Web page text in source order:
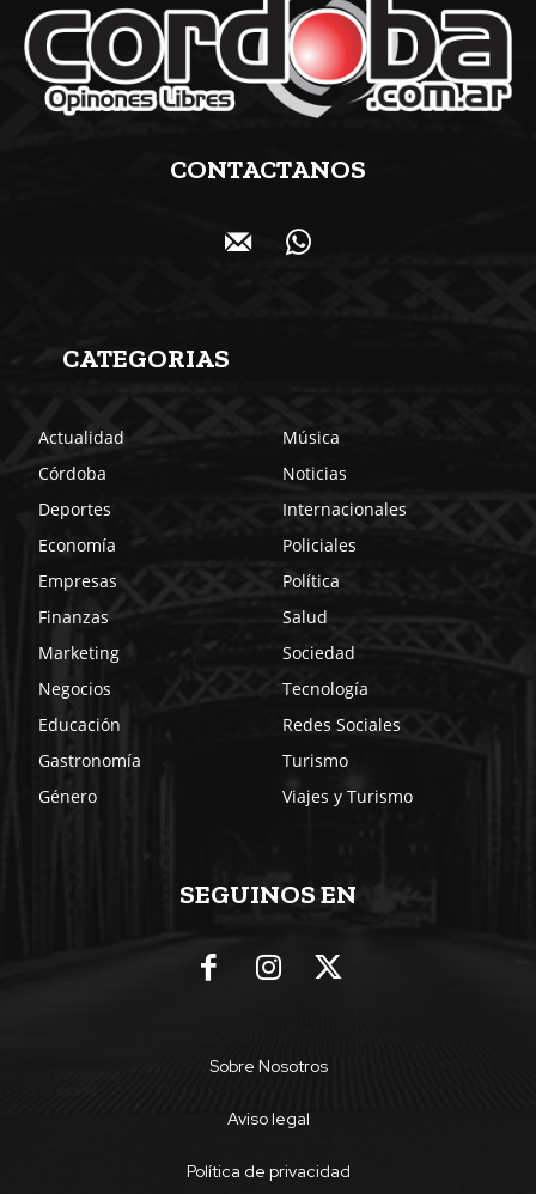
CONTACTANOS
CATEGORIAS
Actualidad
Córdoba
Deportes
Economía
Empresas
Finanzas
Marketing
Negocios
Educación
Gastronomía
Género
Música
Noticias
Internacionales
Policiales
Política
Salud
Sociedad
Tecnología
Redes Sociales
Turismo
Viajes y Turismo
SEGUINOS EN
Sobre Nosotros
Aviso legal
Política de privacidad